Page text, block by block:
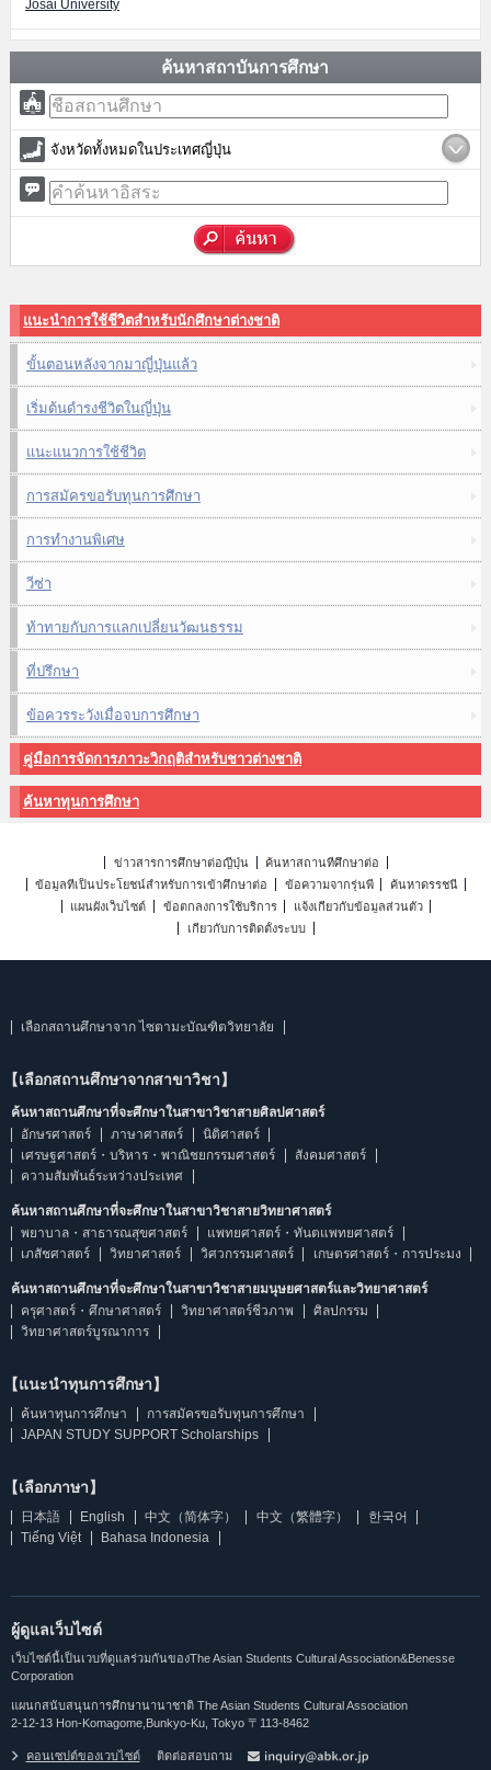
Josai University
ค้นหาสถาบันการศึกษา
จังหวัดทั้งหมดในประเทศญี่ปุ่น
แนะนำการใช้ชีวิตสำหรับนักศึกษาต่างชาติ
ขั้นตอนหลังจากมาญี่ปุ่นแล้ว
เริ่มต้นดำรงชีวิตในญี่ปุ่น
แนะแนวการใช้ชีวิต
การสมัครขอรับทุนการศึกษา
การทำงานพิเศษ
วีซ่า
ท้าทายกับการแลกเปลี่ยนวัฒนธรรม
ที่ปรึกษา
ข้อควรระวังเมื่อจบการศึกษา
คู่มือการจัดการภาวะวิกฤติสำหรับชาวต่างชาติ
ค้นหาทุนการศึกษา
ข่าวสารการศึกษาต่อญี่ปุ่น
ค้นหาสถานที่ศึกษาต่อ
ข้อมูลที่เป็นประโยชน์สำหรับการเข้าศึกษาต่อ
ข้อความจากรุ่นพี่
ค้นหาดรรชนี
แผนผังเว็บไซต์
ข้อตกลงการใช้บริการ
แจ้งเกี่ยวกับข้อมูลส่วนตัว
เกี่ยวกับการติดตั้งระบบ
เลือกสถานศึกษาจาก ไซตามะบัณฑิตวิทยาลัย
【เลือกสถานศึกษาจากสาขาวิชา】
ค้นหาสถานศึกษาที่จะศึกษาในสาขาวิชาสายศิลปศาสตร์
อักษรศาสตร์
ภาษาศาสตร์
นิติศาสตร์
เศรษฐศาสตร์・บริหาร・พาณิชยกรรมศาสตร์
สังคมศาสตร์
ความสัมพันธ์ระหว่างประเทศ
ค้นหาสถานศึกษาที่จะศึกษาในสาขาวิชาสายวิทยาศาสตร์
พยาบาล・สาธารณสุขศาสตร์
แพทยศาสตร์・ทันตแพทยศาสตร์
เภสัชศาสตร์
วิทยาศาสตร์ วิศวกรรมศาสตร์ เกษตรศาสตร์・การประมง
ค้นหาสถานศึกษาที่จะศึกษาในสาขาวิชาสายมนุษยศาสตร์และวิทยาศาสตร์
ครุศาสตร์・ศึกษาศาสตร์
วิทยาศาสตร์ชีวภาพ
ศิลปกรรม
วิทยาศาสตร์บูรณาการ
【แนะนำทุนการศึกษา】
ค้นหาทุนการศึกษา
การสมัครขอรับทุนการศึกษา
JAPAN STUDY SUPPORT Scholarships
【เลือกภาษา】
日本語 English 中文（简体字） 中文（繁體字）
한국어
Tiếng Việt
Bahasa Indonesia
ผู้ดูแลเว็บไซต์
เว็บไซต์นี้เป็นเวบที่ดูแลร่วมกันของThe Asian Students Cultural Association&Benesse
Corporation
แผนกสนับสนุนการศึกษานานาชาติ The Asian Students Cultural Association
2-12-13 Hon-Komagome,Bunkyo-Ku, Tokyo 〒113-8462
คอนเซปต์ของเวบไซต์ ติดต่อสอบถาม